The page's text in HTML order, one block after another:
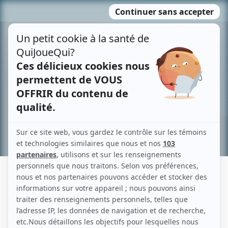
MENU
contenu
Recherche avancée »
CINÉ LES TISSERANDS
Liens
Fiche de Ciné les Tisserands sur Showbizz.net